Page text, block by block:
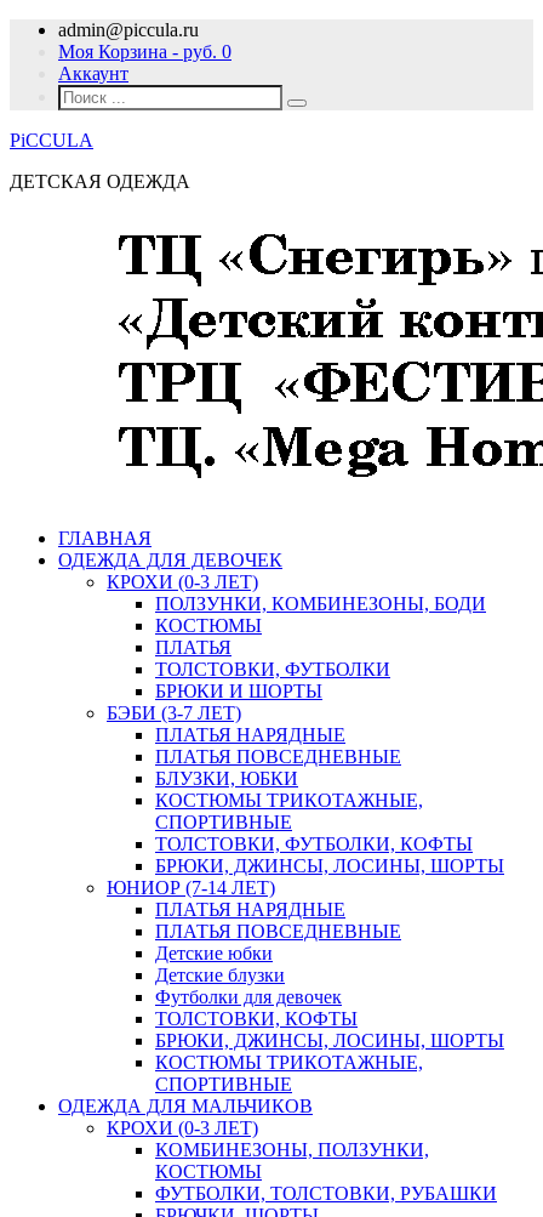
admin@piccula.ru
Моя Корзина - руб. 0
Аккаунт
PiCCULA
ДЕТСКАЯ ОДЕЖДА
ГЛАВНАЯ
ОДЕЖДА ДЛЯ ДЕВОЧЕК
КРОХИ (0-3 ЛЕТ)
ПОЛЗУНКИ, КОМБИНЕЗОНЫ, БОДИ
КОСТЮМЫ
ПЛАТЬЯ
ТОЛСТОВКИ, ФУТБОЛКИ
БРЮКИ И ШОРТЫ
БЭБИ (3-7 ЛЕТ)
ПЛАТЬЯ НАРЯДНЫЕ
ПЛАТЬЯ ПОВСЕДНЕВНЫЕ
БЛУЗКИ, ЮБКИ
КОСТЮМЫ ТРИКОТАЖНЫЕ,
СПОРТИВНЫЕ
ТОЛСТОВКИ, ФУТБОЛКИ, КОФТЫ
БРЮКИ, ДЖИНСЫ, ЛОСИНЫ, ШОРТЫ
ЮНИОР (7-14 ЛЕТ)
ПЛАТЬЯ НАРЯДНЫЕ
ПЛАТЬЯ ПОВСЕДНЕВНЫЕ
Детские юбки
Детские блузки
Футболки для девочек
ТОЛСТОВКИ, КОФТЫ
БРЮКИ, ДЖИНСЫ, ЛОСИНЫ, ШОРТЫ
КОСТЮМЫ ТРИКОТАЖНЫЕ,
СПОРТИВНЫЕ
ОДЕЖДА ДЛЯ МАЛЬЧИКОВ
КРОХИ (0-3 ЛЕТ)
КОМБИНЕЗОНЫ, ПОЛЗУНКИ,
КОСТЮМЫ
ФУТБОЛКИ, ТОЛСТОВКИ, РУБАШКИ